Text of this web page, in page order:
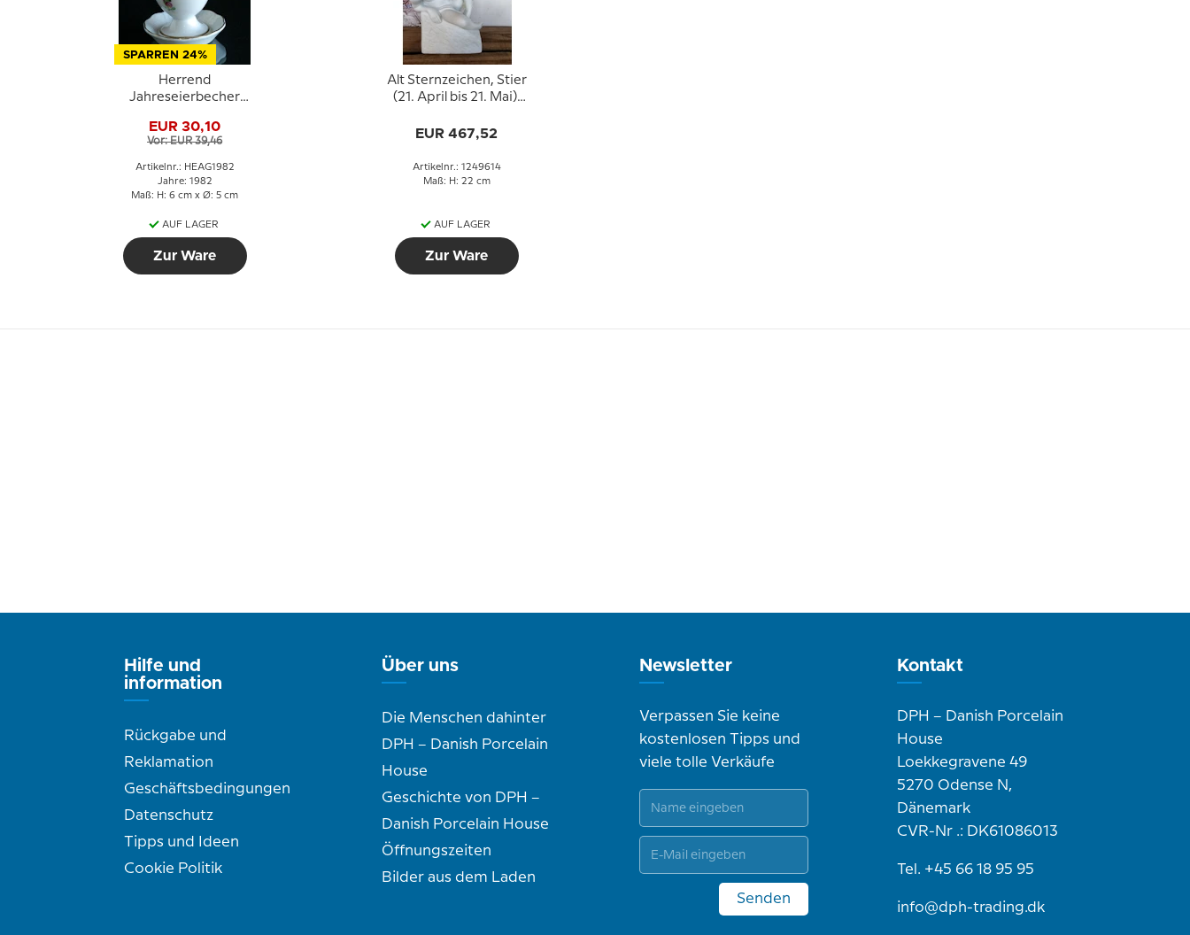
SPARREN 24%
Herrend
Jahreseierbecher
EUR 30,10
Vor: EUR 39,46
Artikelnr.: HEAG1982
Jahre: 1982
Maß: H: 6 cm x Ø: 5 cm
AUF LAGER
Zur Ware
Alt Sternzeichen, Stier
(21. April bis 21. Mai),
Copenhagen Figur Nr.
(Ausgelaufenes
Modell)
EUR 467,52
Artikelnr.: 1249614
Maß: H: 22 cm
AUF LAGER
Zur Ware
Hilfe und
information
Rückgabe und
Reklamation
Geschäftsbedingungen
Datenschutz
Tipps und Ideen
Cookie Politik
Über uns
Die Menschen dahinter
DPH – Danish Porcelain
House
Geschichte von DPH –
Danish Porcelain House
Öffnungszeiten
Bilder aus dem Laden
Newsletter
Verpassen Sie keine
kostenlosen Tipps und
viele tolle Verkäufe
Senden
Kontakt
DPH – Danish Porcelain
House
Loekkegravene 49
5270 Odense N,
Dänemark
CVR-Nr .: DK61086013
Tel. +45 66 18 95 95
info@dph-trading.dk